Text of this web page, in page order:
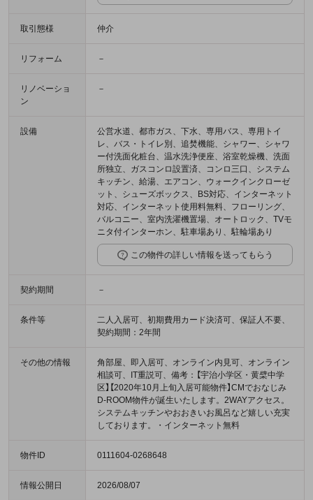
取引態様 仲介
リフォーム －
リノベーショ
ン
－
設備
公営水道、都市ガス、下水、専用バス、専用トイ
レ、バス・トイレ別、追焚機能、シャワー、シャワ
ー付洗面化粧台、温水洗浄便座、浴室乾燥機、洗面
所独立、ガスコンロ設置済、コンロ三口、システム
キッチン、給湯、エアコン、ウォークインクローゼ
ット、シューズボックス、BS対応、インターネット
対応、インターネット使用料無料、フローリング、
バルコニー、室内洗濯機置場、オートロック、TVモ
ニタ付インターホン、駐車場あり、駐輪場あり
この物件の詳しい情報を送ってもらう
契約期間 －
条件等
二人入居可、初期費用カード決済可、保証人不要、
契約期間：2年間
その他の情報
角部屋、即入居可、オンライン内見可、オンライン
相談可、IT重説可、備考：【宇治小学区・黄檗中学
区】【2020年10月上旬入居可能物件】CMでおなじみ
D-ROOM物件が誕生いたします。2WAYアクセス。
システムキッチンやおおきいお風呂など嬉しい充実
しております。・インターネット無料
物件ID 0111604-0268648
情報公開日 2026/08/07